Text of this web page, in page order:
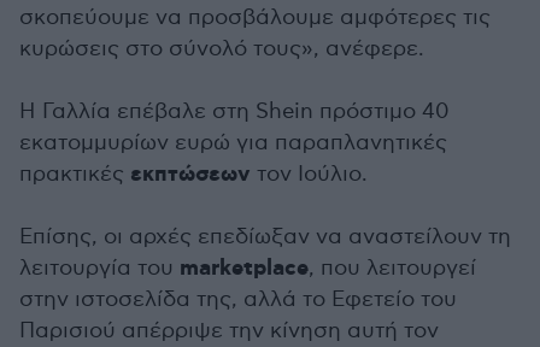
σκοπεύουμε να προσβάλουμε αμφότερες τις
κυρώσεις στο σύνολό τους», ανέφερε.
Η Γαλλία επέβαλε στη Shein πρόστιμο 40
εκατομμυρίων ευρώ για παραπλανητικές
πρακτικές εκπτώσεων τον Ιούλιο.
Επίσης, οι αρχές επεδίωξαν να αναστείλουν τη
λειτουργία του marketplace, που λειτουργεί
στην ιστοσελίδα της, αλλά το Εφετείο του
Παρισιού απέρριψε την κίνηση αυτή τον